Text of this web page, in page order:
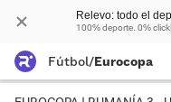
Relevo: todo el
100% deporte. 0%
Fútbol/Eurocopa